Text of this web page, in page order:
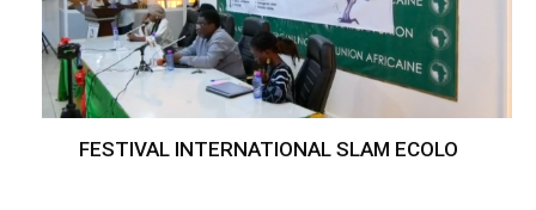
FESTIVAL INTERNATIONAL SLAM ECOLO